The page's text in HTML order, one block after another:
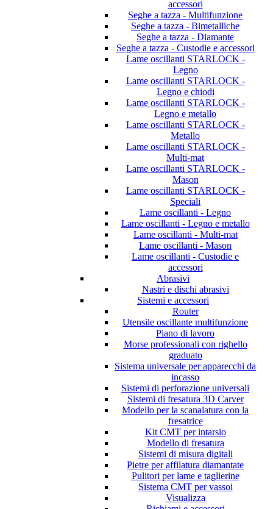
accessori
Seghe a tazza - Multifunzione
Seghe a tazza - Bimetalliche
Seghe a tazza - Diamante
Seghe a tazza - Custodie e accessori
Lame oscillanti STARLOCK -
Legno
Lame oscillanti STARLOCK -
Legno e chiodi
Lame oscillanti STARLOCK -
Legno e metallo
Lame oscillanti STARLOCK -
Metallo
Lame oscillanti STARLOCK -
Multi-mat
Lame oscillanti STARLOCK -
Mason
Lame oscillanti STARLOCK -
Speciali
Lame oscillanti - Legno
Lame oscillanti - Legno e metallo
Lame oscillanti - Multi-mat
Lame oscillanti - Mason
Lame oscillanti - Custodie e
accessori
Abrasivi
Nastri e dischi abrasivi
Sistemi e accessori
Router
Utensile oscillante multifunzione
Piano di lavoro
Morse professionali con righello
graduato
Sistema universale per apparecchi da
incasso
Sistemi di perforazione universali
Sistemi di fresatura 3D Carver
Modello per la scanalatura con la
fresatrice
Kit CMT per intarsio
Modello di fresatura
Sistemi di misura digitali
Pietre per affilatura diamantate
Pulitori per lame e taglierine
Sistema CMT per vassoi
Visualizza